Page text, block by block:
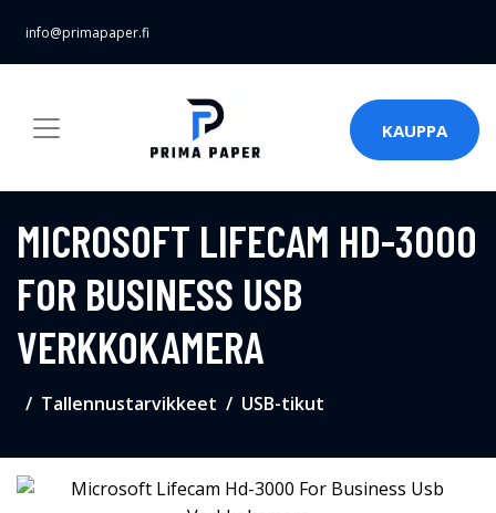
info@primapaper.fi
KAUPPA
MICROSOFT LIFECAM HD-3000
FOR BUSINESS USB
VERKKOKAMERA
Tallennustarvikkeet USB-tikut